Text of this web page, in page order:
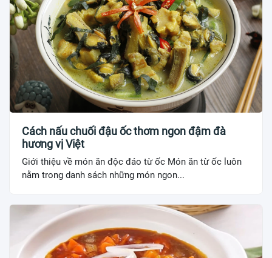
Cách nấu chuối đậu ốc thơm ngon đậm đà
hương vị Việt
Giới thiệu về món ăn độc đáo từ ốc Món ăn từ ốc luôn
nằm trong danh sách những món ngon...